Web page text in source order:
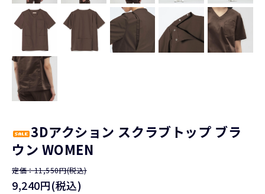
3Dアクション スクラブトップ ブラ
ウン WOMEN
定価：11,550円(税込)
9,240円(税込)